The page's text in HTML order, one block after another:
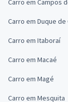
Carro em Campos
Carro em Duque de
Carro em Itaboraí
Carro em Macaé
Carro em Magé
Carro em Mesquita